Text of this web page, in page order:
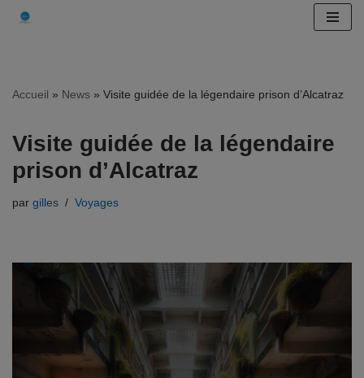
contenu
Accueil » News » Visite guidée de la légendaire prison d’Alcatraz
Visite guidée de la légendaire
prison d’Alcatraz
par gilles Voyages